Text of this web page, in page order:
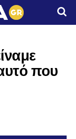
που